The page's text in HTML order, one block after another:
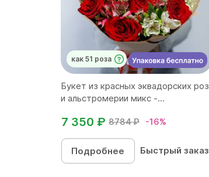
как 51 роза
Букет из красных эквадорских роз
и альстромерии микс -...
8784 ₽ -16%
7 350 ₽
Подробнее Быстрый заказ